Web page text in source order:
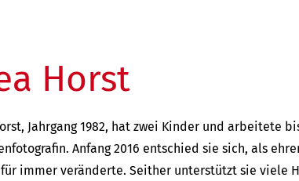
Horst
Jahrgang 1982, hat zwei Kinder und arbeitete
Anfang 2016 entschied sie sich, als
immer veränderte. Seither unterstützt sie viele